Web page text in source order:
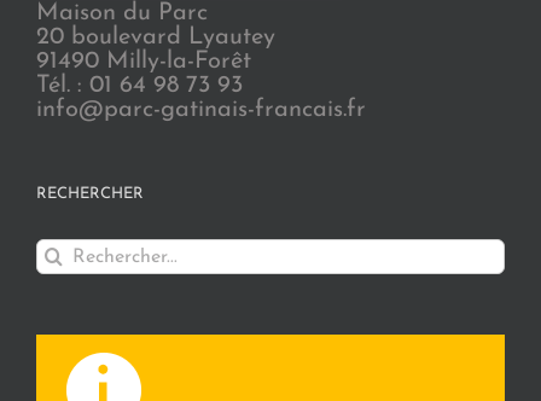
Maison du Parc
20 boulevard Lyautey
91490 Milly-la-Forêt
Tél. : 01 64 98 73 93
info@parc-gatinais-francais.fr
RECHERCHER
Rechercher: